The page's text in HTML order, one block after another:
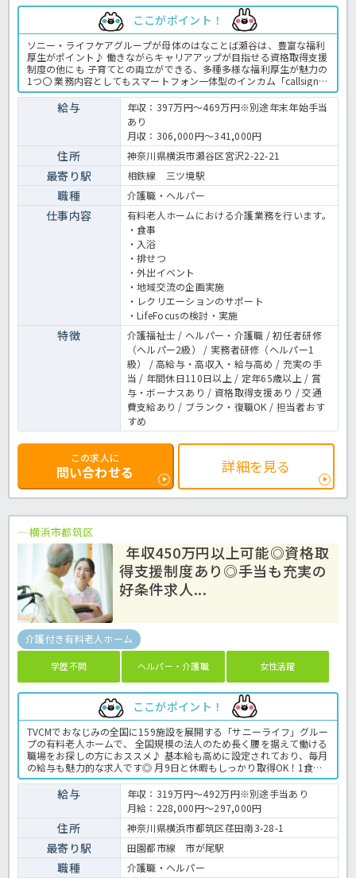
ここがポイント！
ソニー・ライフケアグループが母体のはなことば瀬谷は、豊富な福利
厚生がポイント♪ 働きながらキャリアアップが目指せる資格取得支援
制度の他にも 子育てとの両立ができる、多種多様な福利厚生が魅力の
1つ〇 業務内容としてもスマートフォン一体型のインカム「callsign」
を導入。 見守りセンサーの情報と共に、介護記録システム「ケアカル
テ」に情報を連携させる事により、 業務の効率化が図れています！
少しでも気になった方は、「ほっ介護」までお気軽にお問い合わせく
ださい。 有料老人ホームでの介護業務全般です。 ＜介護職 正職
給与
年収：397万円～469万円※別途年末年始手当
あり
月収：306,000円～341,000円
住所 神奈川県横浜市瀬谷区宮沢2-22-21
最寄り駅 相鉄線 三ツ境駅
職種 介護職・ヘルパー
仕事内容
有料老人ホームにおける介護業務を行います。
・食事
・入浴
・排せつ
・外出イベント
・地域交流の企画実施
・レクリエーションのサポート
・LifeFocusの検討・実施
特徴
介護福祉士 / ヘルパー・介護職 / 初任者研修
（ヘルパー2級） / 実務者研修（ヘルパー1
級） / 高給与・高収入・給与高め / 充実の手
当 / 年間休日110日以上 / 定年65歳以上 / 賞
与・ボーナスあり / 資格取得支援あり / 交通
費支給あり / ブランク・復職OK / 担当者おす
すめ
この求人に
問い合わせる 詳細を見る
横浜市都筑区
年収450万円以上可能◎資格取
得支援制度あり◎手当も充実の
好条件求人...
介護付き有料老人ホーム
学歴不問 ヘルパー・介護職 女性活躍
ここがポイント！
TVCMでおなじみの全国に159施設を展開する「サニーライフ」グルー
プの有料老人ホームで、 全国規模の法人のため長く腰を据えて働ける
職場をお探しの方におススメ♪ 基本給も高めに設定されており、毎月
の給与も魅力的な求人です◎ 月9日と休暇もしっかり取得OK！1食
200円で利用可能な社内食もうれしいポイント♪ まずはお気軽にほっ
介護までお問い合わせくださいね。 有料老人ホームでの介護業務全般
です。 ＜介護職 正職員 有料老人ホームの求人＞
給与
年収：319万円～492万円※別途手当あり
月給：228,000円～297,000円
住所 神奈川県横浜市都筑区荏田南3-28-1
最寄り駅 田園都市線 市が尾駅
職種 介護職・ヘルパー